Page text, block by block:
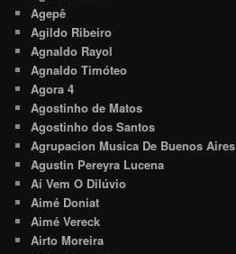
Agepê
Agildo Ribeiro
Agnaldo Rayol
Agnaldo Timóteo
Agora 4
Agostinho de Matos
Agostinho dos Santos
Agrupacion Musica De Buenos Aires
Agustin Pereyra Lucena
Aí Vem O Dilúvio
Aimé Doniat
Aimé Vereck
Airto Moreira